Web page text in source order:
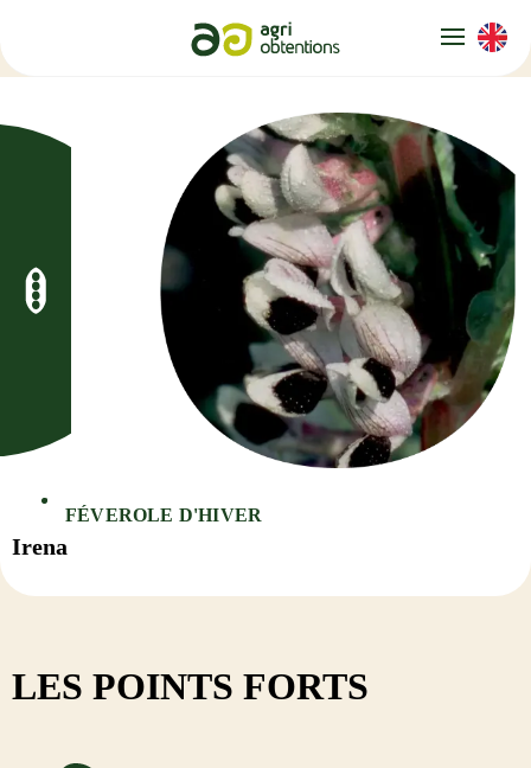
FÉVEROLE D'HIVER
Irena
LES POINTS FORTS